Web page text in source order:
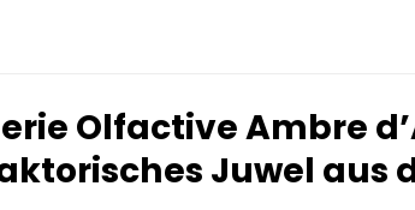
Olfactive Ambre
Juwel aus